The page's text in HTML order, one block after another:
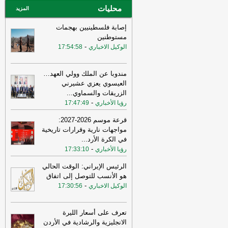
عاجل الإلكترونية
محليات المزيد
إصابة فلسطينيين بهجمات
مستوطنين
الوكيل الاخباري -
17:54:58
مندوبا عن الملك وولي العهد…
العيسوي يعزي عشيرني
الزريقات والسماوي...
رؤيا الأخباري -
17:47:49
قرعة موسم 2026-2027:
مواجهات نارية وقرارات تاريخية
في الكرة الأرد...
رؤيا الأخباري -
17:33:10
الرئيس الإيراني: الوقت الحالي
هو الأنسب للتوصل إلى اتفاق
الوكيل الاخباري -
17:30:56
تعرف على أسعار الليرة
الانجليزية والرشادية في الأردن